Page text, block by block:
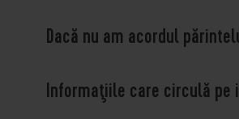
Dacă nu am acordul
Informaţiile care circulă